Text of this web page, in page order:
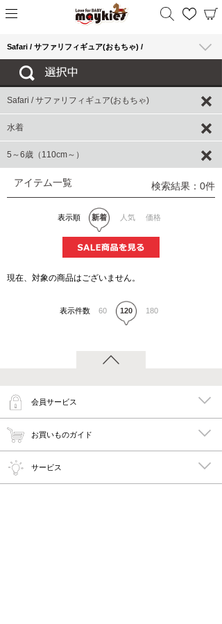
Safari / サファリフィギュア(おもちゃ) /
Safari / サファリフィギュア(おもちゃ)
水着
5～6歳（110cm～）
アイテム一覧 検索結果：0件
表示順 新着 人気 価格
現在、対象の商品はございません。
表示件数 60 120 180
会員サービス
お買いものガイド
サービス